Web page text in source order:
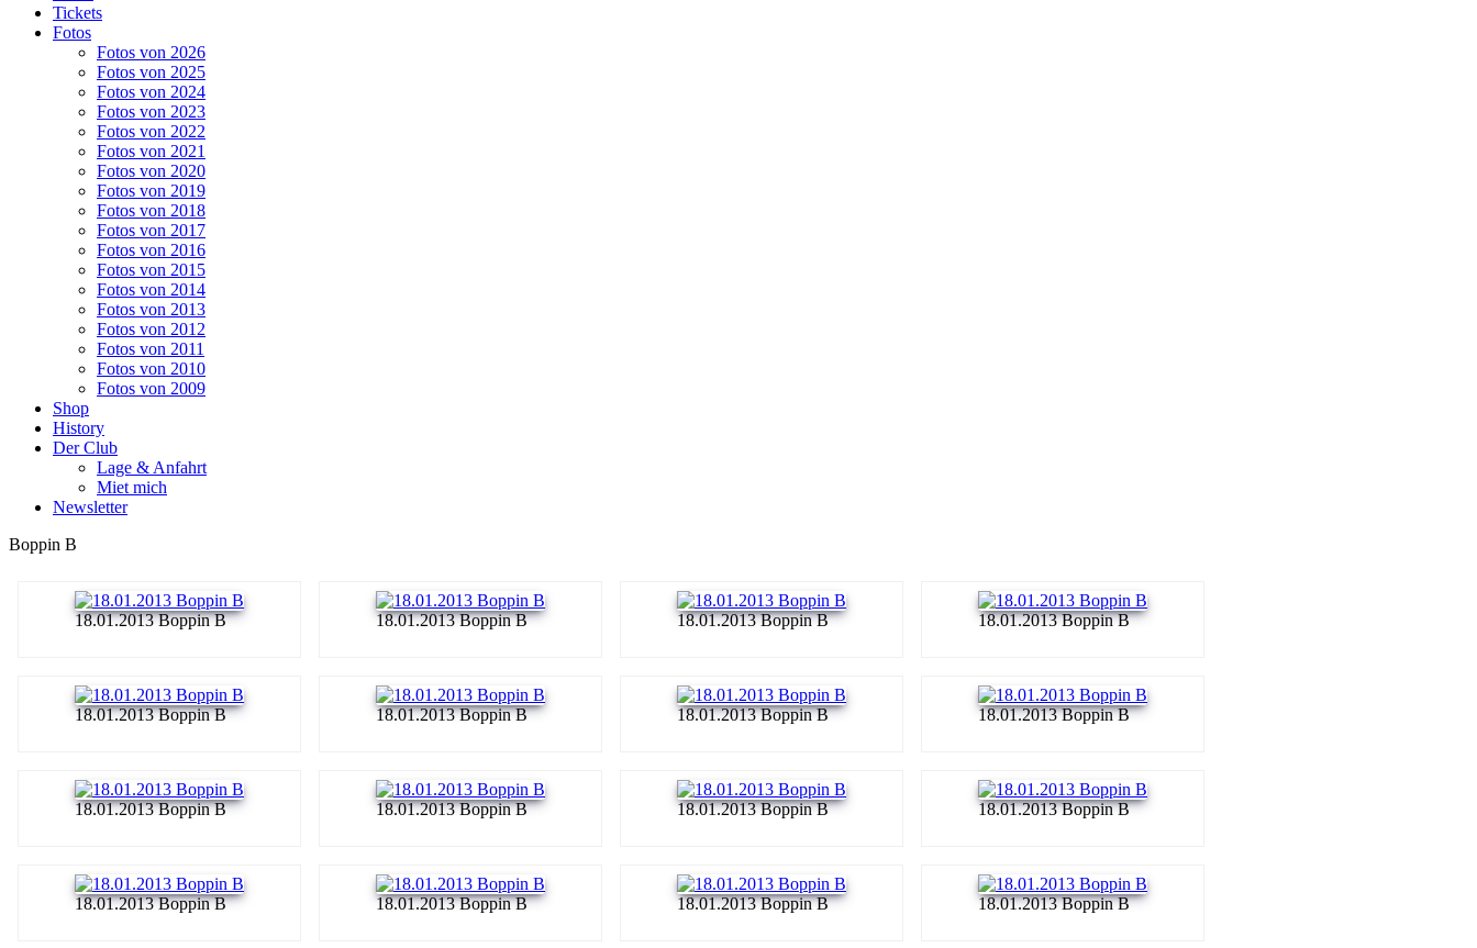
Tickets
Fotos
Fotos von 2026
Fotos von 2025
Fotos von 2024
Fotos von 2023
Fotos von 2022
Fotos von 2021
Fotos von 2020
Fotos von 2019
Fotos von 2018
Fotos von 2017
Fotos von 2016
Fotos von 2015
Fotos von 2014
Fotos von 2013
Fotos von 2012
Fotos von 2011
Fotos von 2010
Fotos von 2009
Shop
History
Der Club
Lage & Anfahrt
Miet mich
Newsletter
Boppin B
18.01.2013 Boppin B 18.01.2013 Boppin B 18.01.2013 Boppin B 18.01.2013 Boppin B
18.01.2013 Boppin B 18.01.2013 Boppin B 18.01.2013 Boppin B 18.01.2013 Boppin B
18.01.2013 Boppin B 18.01.2013 Boppin B 18.01.2013 Boppin B 18.01.2013 Boppin B
18.01.2013 Boppin B 18.01.2013 Boppin B 18.01.2013 Boppin B 18.01.2013 Boppin B